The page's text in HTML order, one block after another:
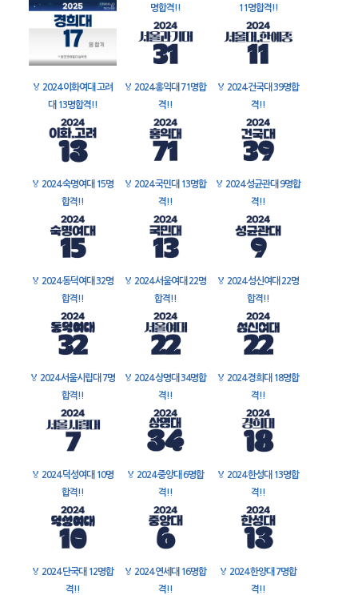
명합격!!
11명합격!!
🏅 2024 이화여대 고려
대 13명합격!!
🏅 2024 홍익대 71명합
격!!
🏅 2024 건국대 39명합
격!!
🏅 2024 숙명여대 15명
합격!!
🏅 2024 국민대 13명합
격!!
🏅 2024 성균관대 9명합
격!!
🏅 2024 동덕여대 32명
합격!!
🏅 2024 서울여대 22명
합격!!
🏅 2024 성신여대 22명
합격!!
🏅 2024 서울시립대 7명
합격!!
🏅 2024 상명대 34명합
격!!
🏅 2024 경희대 18명합
격!!
🏅 2024 덕성여대 10명
합격!!
🏅 2024 중앙대 6명합
격!!
🏅 2024 한성대 13명합
격!!
🏅 2024 단국대 12명합
격!!
🏅 2024 연세대 16명합
격!!
🏅 2024 한양대 7명합
격!!